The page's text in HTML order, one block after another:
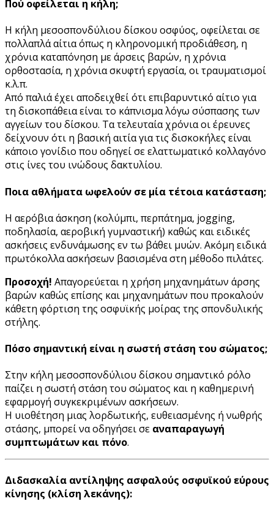
Πού οφείλεται η κήλη;
Η κήλη μεσοσπονδύλιου δίσκου οσφύος, οφείλεται σε
πολλαπλά αίτια όπως η κληρονομική προδιάθεση, η
χρόνια καταπόνηση με άρσεις βαρών, η χρόνια
ορθοστασία, η χρόνια σκυφτή εργασία, οι τραυματισμοί
κ.λ.π.
Από παλιά έχει αποδειχθεί ότι επιβαρυντικό αίτιο για
τη δισκοπάθεια είναι το κάπνισμα λόγω σύσπασης των
αγγείων του δίσκου. Τα τελευταία χρόνια οι έρευνες
δείχνουν ότι η βασική αιτία για τις δισκοκήλες είναι
κάποιο γονίδιο που οδηγεί σε ελαττωματικό κολλαγόνο
στις ίνες του ινώδους δακτυλίου.
Ποια αθλήματα ωφελούν σε μία τέτοια κατάσταση;
Η αερόβια άσκηση (κολύμπι, περπάτημα, jogging,
ποδηλασία, αεροβική γυμναστική) καθώς και ειδικές
ασκήσεις ενδυνάμωσης εν τω βάθει μυών. Ακόμη ειδικά
πρωτόκολλα ασκήσεων βασισμένα στη μέθοδο πιλάτες.
Προσοχή! Απαγορεύεται η χρήση μηχανημάτων άρσης
βαρών καθώς επίσης και μηχανημάτων που προκαλούν
κάθετη φόρτιση της οσφυϊκής μοίρας της σπονδυλικής
στήλης.
Πόσο σημαντική είναι η σωστή στάση του σώματος;
Στην κήλη μεσοσπονδύλιου δίσκου σημαντικό ρόλο
παίζει η σωστή στάση του σώματος και η καθημερινή
εφαρμογή συγκεκριμένων ασκήσεων.
Η υιοθέτηση μιας λορδωτικής, ευθειασμένης ή νωθρής
στάσης, μπορεί να οδηγήσει σε αναπαραγωγή
συμπτωμάτων και πόνο.
Διδασκαλία αντίληψης ασφαλούς οσφυϊκού εύρους
κίνησης (κλίση λεκάνης):